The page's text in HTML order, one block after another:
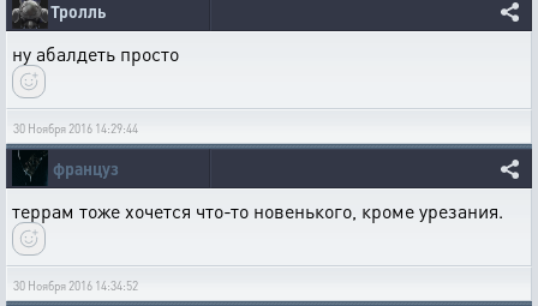
Тролль
ну абалдеть просто
30 Ноября 2016 14:29:44
француз
террам тоже хочется что-то новенького, кроме урезания.
30 Ноября 2016 14:34:52